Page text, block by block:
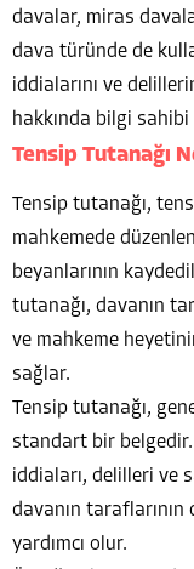
davalar, miras
dava türünde de
iddialarını ve
hakkında bilgi sahibi
Tensip Tutanağı
Tensip tutanağı,
mahkemede
beyanlarının
tutanağı, davanın
ve mahkeme
sağlar.
Tensip tutanağı,
standart bir belgedir.
iddiaları, delilleri ve
davanın taraflarının
yardımcı olur.